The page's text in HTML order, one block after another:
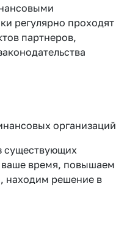
регулярно проходят
партнеров,
организаций
существующих
время, повышаем
находим решение в